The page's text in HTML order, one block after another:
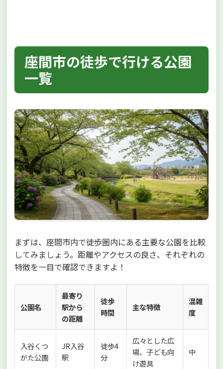
座間市の徒歩で行ける公園
一覧
まずは、座間市内で徒歩圏内にある主要な公園を比較
してみましょう。距離やアクセスの良さ、それぞれの
特徴を一目で確認できますよ！
公園名
最寄り
駅から
の距離
徒歩
時間
主な特徴
混雑
度
入谷くつ
がた公園
JR入谷
駅
徒歩4
分
広々とした広
場、子ども向
け遊具
中